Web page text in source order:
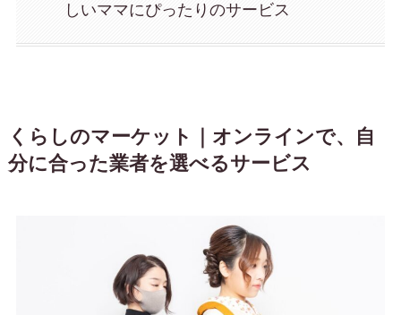
しいママにぴったりのサービス
くらしのマーケット｜オンラインで、自
分に合った業者を選べるサービス